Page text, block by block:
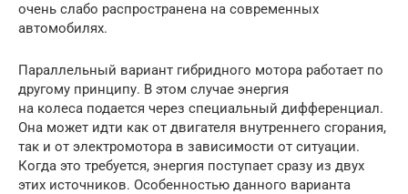
очень слабо распространена на современных
автомобилях.
Параллельный вариант гибридного мотора работает по
другому принципу. В этом случае энергия
на колеса подается через специальный дифференциал.
Она может идти как от двигателя внутреннего сгорания,
так и от электромотора в зависимости от ситуации.
Когда это требуется, энергия поступает сразу из двух
этих источников. Особенностью данного варианта